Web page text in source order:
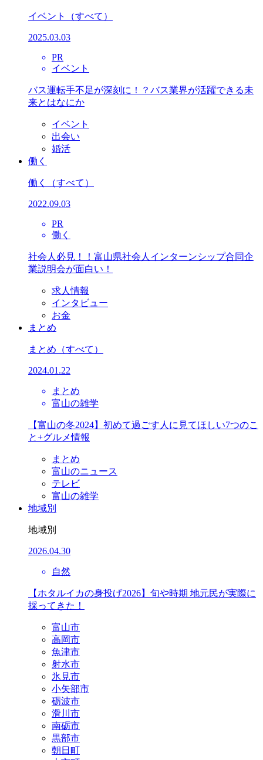
イベント （すべて）
2025.03.03
PR
イベント
バス運転手不足が深刻に！？バス業界が活躍できる未
来とはなにか
イベント
出会い
婚活
働く
働く （すべて）
2022.09.03
PR
働く
社会人必見！！富山県社会人インターンシップ合同企
業説明会が面白い！
求人情報
インタビュー
お金
まとめ
まとめ （すべて）
2024.01.22
まとめ
富山の雑学
【富山の冬2024】初めて過ごす人に見てほしい7つのこ
と+グルメ情報
まとめ
富山のニュース
テレビ
富山の雑学
地域別
地域別
2026.04.30
自然
【ホタルイカの身投げ2026】旬や時期 地元民が実際に
採ってきた！
富山市
高岡市
魚津市
射水市
氷見市
小矢部市
砺波市
滑川市
南砺市
黒部市
朝日町